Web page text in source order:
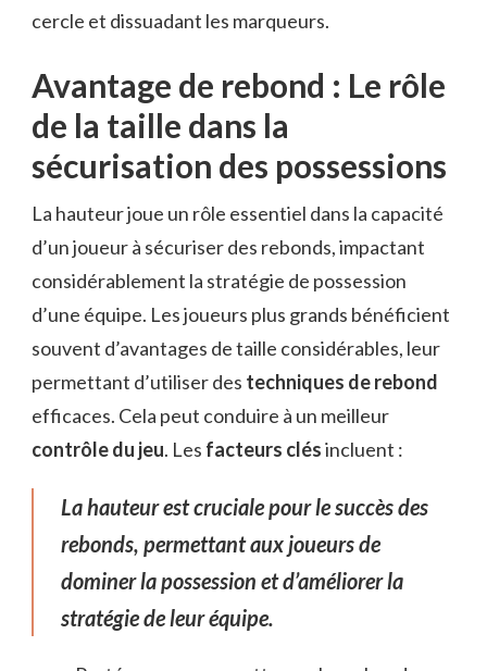
cercle et dissuadant les marqueurs.
Avantage de rebond : Le rôle
de la taille dans la
sécurisation des possessions
La hauteur joue un rôle essentiel dans la capacité
d’un joueur à sécuriser des rebonds, impactant
considérablement la stratégie de possession
d’une équipe. Les joueurs plus grands bénéficient
souvent d’avantages de taille considérables, leur
permettant d’utiliser des techniques de rebond
efficaces. Cela peut conduire à un meilleur
contrôle du jeu. Les facteurs clésincluent :
La hauteur est cruciale pour le succès des
rebonds, permettant aux joueurs de
dominer la possession et d’améliorer la
stratégie de leur équipe.